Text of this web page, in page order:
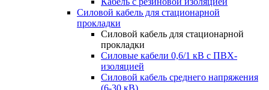
Силовой кабель для стационарной
прокладки
Силовой кабель для стационарной
прокладки
Силовые кабели 0,6/1 кВ с ПВХ-
изоляцией
Силовой кабель среднего напряжения
(6-30 кВ)